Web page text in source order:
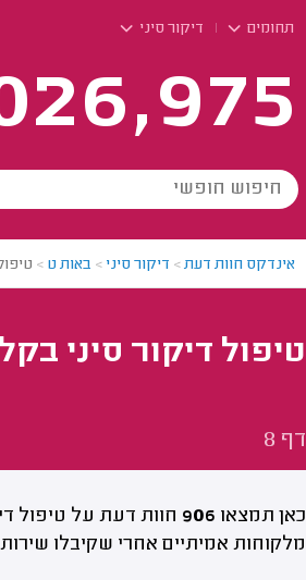
תחומים דיקור סיני
אינדקס חוות דעת> דיקור סיני > באות ט >
טיפול דיקור סיני
דף 8
כאן תמצאו 906 חוות דעת על טיפול
מלקוחות אמיתיים אחרי שקיבלו